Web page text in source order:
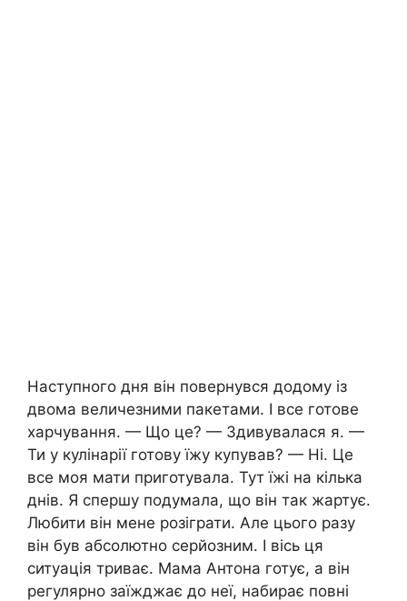
Наступного дня він повернувся додому із
двома величезними пакетами. І все готове
харчування. — Що це? — Здивувалася я. —
Ти у кулінарії готову їжу купував? — Ні. Це
все моя мати приготувала. Тут їжі на кілька
днів. Я спершу подумала, що він так жартує.
Любити він мене розіграти. Але цього разу
він був абсолютно серйозним. І вісь ця
ситуація триває. Мама Антона готує, а він
регулярно заїжджає до неї, набирає повні